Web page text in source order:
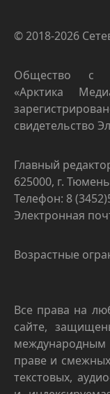
© 2018-2026
Общество с
«Арктика
свидетельство
Главный
625000, г.
Телефон: 8
Электронная
Возрастные
Все права на
сайте,
международным
праве и
текстовых,